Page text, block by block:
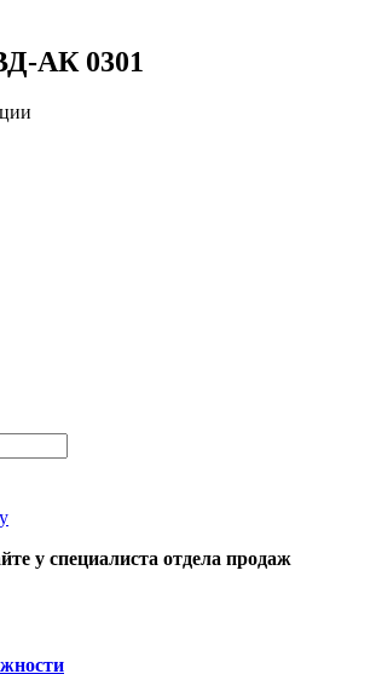
АК 0301
у специалиста отдела продаж